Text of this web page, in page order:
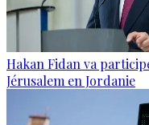
Hakan Fidan va
Jérusalem en Jordanie